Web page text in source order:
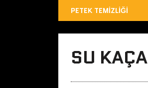
PETEK TEMIZLIĞI
SU